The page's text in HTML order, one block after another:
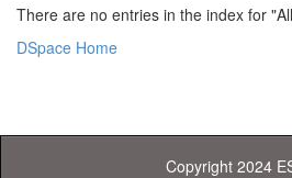
There are no entries in the index for
DSpace Home
Copyright 2024